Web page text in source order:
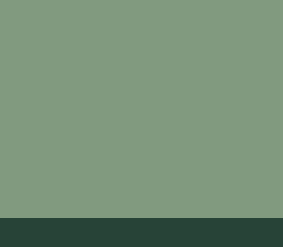
Compra